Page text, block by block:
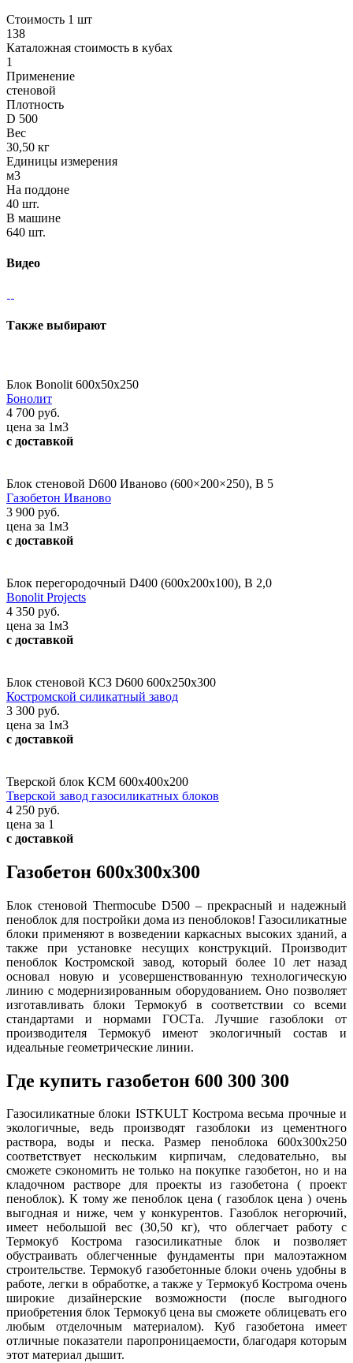
Стоимость 1 шт
138
Каталожная стоимость в кубах
1
Применение
стеновой
Плотность
D 500
Вес
30,50 кг
Единицы измерения
м3
На поддоне
40 шт.
В машине
640 шт.
Видео
Также выбирают
Блок Bonolit 600x50x250
Бонолит
4 700 руб.
цена за 1м3
с доставкой
Блок стеновой D600 Иваново (600×200×250), В 5
Газобетон Иваново
3 900 руб.
цена за 1м3
с доставкой
Блок перегородочный D400 (600х200х100), В 2,0
Bonolit Projects
4 350 руб.
цена за 1м3
с доставкой
Блок стеновой КСЗ D600 600х250х300
Костромской силикатный завод
3 300 руб.
цена за 1м3
с доставкой
Тверской блок КСМ 600х400х200
Тверской завод газосиликатных блоков
4 250 руб.
цена за 1
с доставкой
Газобетон 600х300х300
Блок стеновой Thermocube D500 – прекрасный и надежный
пеноблок для постройки дома из пеноблоков! Газосиликатные
блоки применяют в возведении каркасных высоких зданий, а
также при установке несущих конструкций. Производит
пеноблок Костромской завод, который более 10 лет назад
основал новую и усовершенствованную технологическую
линию с модернизированным оборудованием. Оно позволяет
изготавливать блоки Термокуб в соответствии со всеми
стандартами и нормами ГОСТа. Лучшие газоблоки от
производителя Термокуб имеют экологичный состав и
идеальные геометрические линии.
Где купить газобетон 600 300 300
Газосиликатные блоки ISTKULT Кострома весьма прочные и
экологичные, ведь производят газоблоки из цементного
раствора, воды и песка. Размер пеноблока 600х300х250
соответствует нескольким кирпичам, следовательно, вы
сможете сэкономить не только на покупке газобетон, но и на
кладочном растворе для проекты из газобетона ( проект
пеноблок). К тому же пеноблок цена ( газоблок цена ) очень
выгодная и ниже, чем у конкурентов. Газоблок негорючий,
имеет небольшой вес (30,50 кг), что облегчает работу с
Термокуб Кострома газосиликатные блок и позволяет
обустраивать облегченные фундаменты при малоэтажном
строительстве. Термокуб газобетонные блоки очень удобны в
работе, легки в обработке, а также у Термокуб Кострома очень
широкие дизайнерские возможности (после выгодного
приобретения блок Термокуб цена вы сможете облицевать его
любым отделочным материалом). Куб газобетона имеет
отличные показатели паропроницаемости, благодаря которым
этот материал дышит.